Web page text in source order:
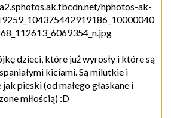
hphotos-ak-
dzieci, które już wyrosły i które są
kiciami. Są milutkie i
pieski (od małego głaskane i
miłością) :D